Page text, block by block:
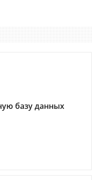
базу данных